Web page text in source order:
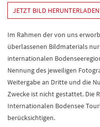
JETZT BILD HERUNTERLADEN
Im Rahmen der von uns
überlassenen Bildmaterials
internationalen
Nennung des jeweiligen
Weitergabe an Dritte und die
Zwecke ist nicht gestattet. Die
Internationalen Bodensee
berücksichtigen.